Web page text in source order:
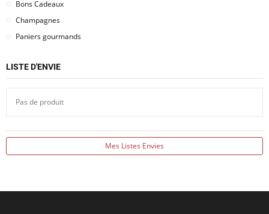
Bons Cadeaux
Champagnes
Paniers gourmands
LISTE D'ENVIE
Pas de produit
Mes Listes Envies